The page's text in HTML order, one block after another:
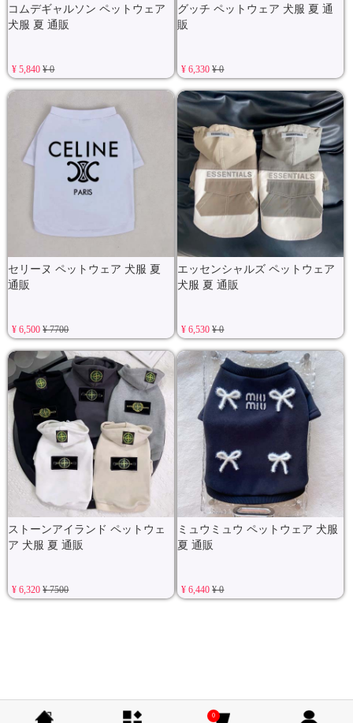
コムデギャルソン ペットウェア
犬服 夏 通販
¥ 5,840¥ 0
グッチ ペットウェア 犬服 夏 通
販
¥ 6,330¥ 0
セリーヌ ペットウェア 犬服 夏
通販
¥ 6,500¥ 7700
エッセンシャルズ ペットウェア
犬服 夏 通販
¥ 6,530¥ 0
ストーンアイランド ペットウェ
ア 犬服 夏 通販
¥ 6,320¥ 7500
ミュウミュウ ペットウェア 犬服
夏 通販
¥ 6,440¥ 0
0